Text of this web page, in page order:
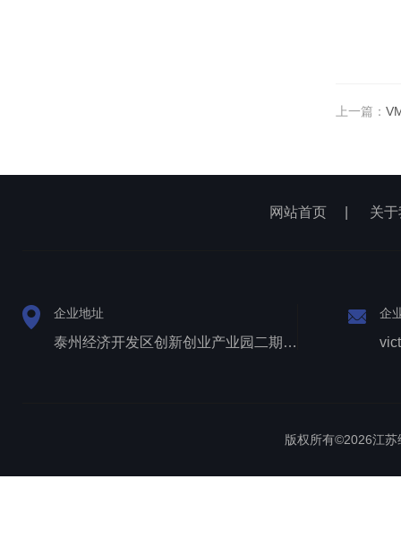
上一篇：
网站首页 关
企业地址
泰州经济开发区创新创业产业园二期1号厂房西侧三层
企
版权所有©2026江